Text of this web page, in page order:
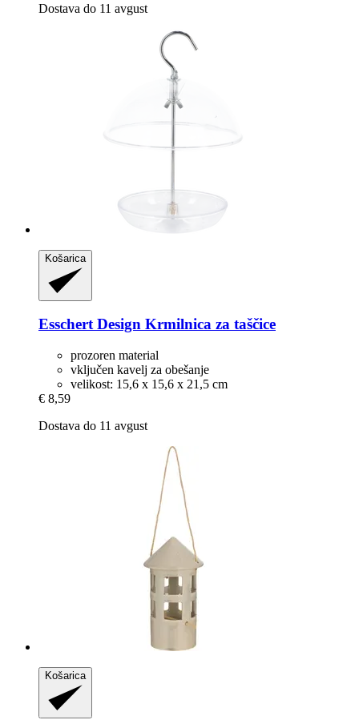
Dostava do 11 avgust
Košarica
Esschert Design Krmilnica za taščice
prozoren material
vključen kavelj za obešanje
velikost: 15,6 x 15,6 x 21,5 cm
€ 8,59
Dostava do 11 avgust
Košarica